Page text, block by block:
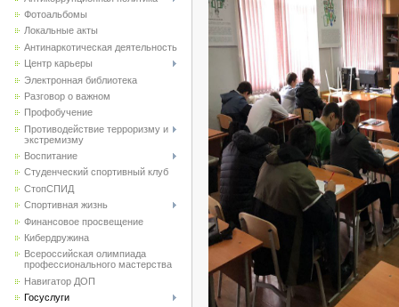
Фотоальбомы
Локальные акты
Антинаркотическая деятельность
Центр карьеры
Электронная библиотека
Разговор о важном
Профобучение
Противодействие терроризму и
экстремизму
Воспитание
Студенческий спортивный клуб
CтопСПИД
Спортивная жизнь
Финансовое просвещение
Кибердружина
Всероссийская олимпиада
профессионального мастерства
Навигатор ДОП
Госуслуги